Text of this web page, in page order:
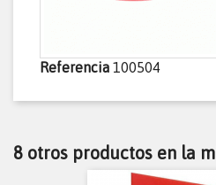
Referencia 100504
8 otros productos en la